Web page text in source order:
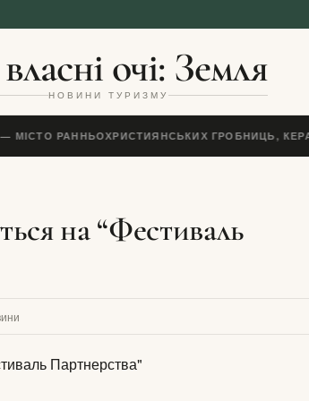
очі: Земля
НОВИНИ ТУРИЗМУ
МІСТО РАННЬОХРИСТИЯНСЬКИХ ГРОБНИЦЬ,
на “Фестиваль